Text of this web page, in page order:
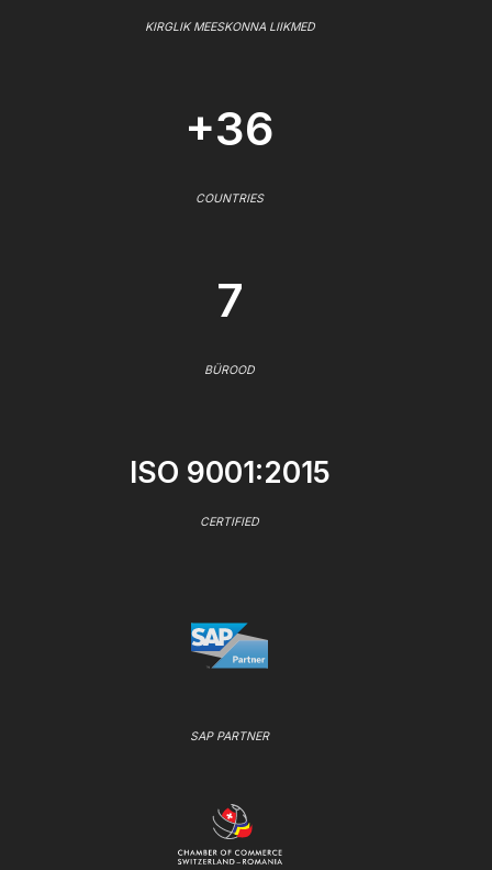
KIRGLIK MEESKONNA LIIKMED
+36
COUNTRIES
7
BÜROOD
ISO 9001:2015
CERTIFIED
SAP PARTNER